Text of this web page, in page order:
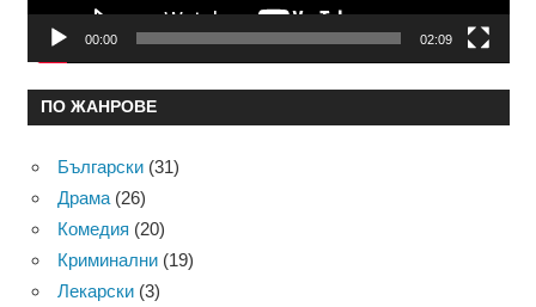
00:00 02:09
ПО ЖАНРОВЕ
Български (31)
Драма(26)
Комедия (20)
Криминални (19)
Лекарски (3)